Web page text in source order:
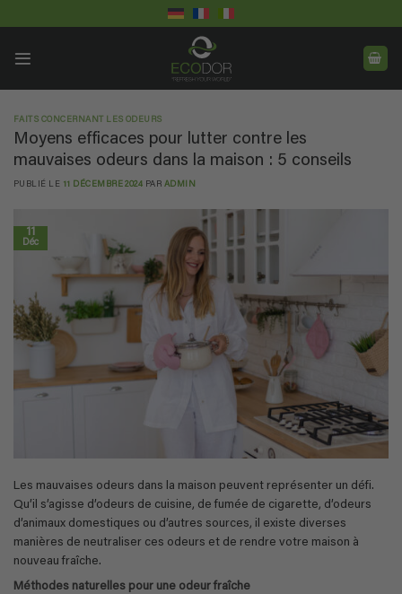
au
FAITS CONCERNANT LES ODEURS
Moyens efficaces pour lutter contre les
mauvaises odeurs dans la maison : 5 conseils
PUBLIÉ LE 11 DÉCEMBRE 2024 PAR ADMIN
11
Déc
Les mauvaises odeurs dans la maison peuvent représenter un défi.
Qu’il s’agisse d’odeurs de cuisine, de fumée de cigarette, d’odeurs
d’animaux domestiques ou d’autres sources, il existe diverses
manières de neutraliser ces odeurs et de rendre votre maison à
nouveau fraîche.
Méthodes naturelles pour une odeur fraîche